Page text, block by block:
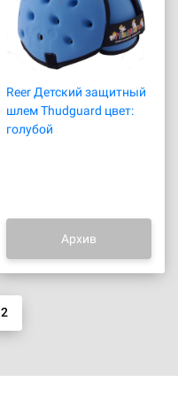
Reer Детский защитный
шлем Thudguard цвет:
голубой
Архив
2